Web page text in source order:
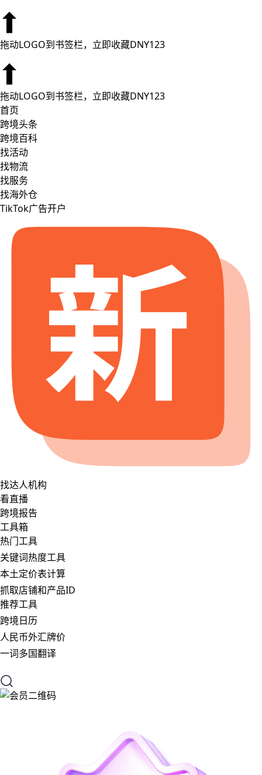
拖动LOGO到书签栏，立即收藏DNY123
拖动LOGO到书签栏，立即收藏DNY123
首页
跨境头条
跨境百科
找活动
找物流
找服务
找海外仓
TikTok广告开户
找达人机构
看直播
跨境报告
工具箱
热门工具
关键词热度工具
本土定价表计算
抓取店铺和产品ID
推荐工具
跨境日历
人民币外汇牌价
一词多国翻译